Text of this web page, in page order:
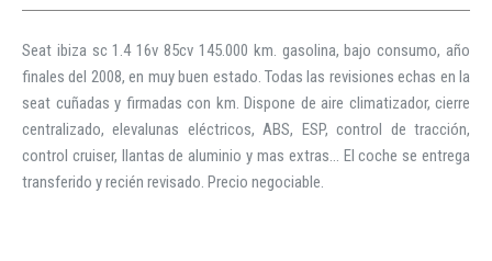
Seat ibiza sc 1.4 16v 85cv 145.000 km. gasolina, bajo consumo, año
finales del 2008, en muy buen estado. Todas las revisiones echas en la
seat cuñadas y firmadas con km. Dispone de aire climatizador, cierre
centralizado, elevalunas eléctricos, ABS, ESP, control de tracción,
control cruiser, llantas de aluminio y mas extras… El coche se entrega
transferido y recién revisado. Precio negociable.